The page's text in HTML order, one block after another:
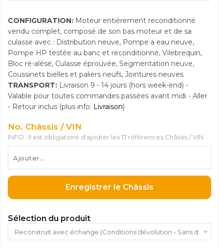
CONFIGURATION: Moteur entièrement reconditionné
vendu complet, composé de son bas moteur et de sa
culasse avec : Distribution neuve, Pompe a eau neuve,
Pompe HP testée au banc et reconditionné, Vilebrequin,
Bloc ré-alésé, Culasse éprouvée, Segmentation neuve,
Coussinets bielles et paliers neufs, Jointures neuves
TRANSPORT: Livraison 9 - 14 jours (hors week-end) -
Valable pour toutes commandes passées avant midi - Aller
- Retour inclus (plus info: Livraison)
No. Châssis / VIN
INFO : Il est obligatoire d'ajouter les 17 références Châssis / VIN
Enregistrer le Châssis
Sélection du produit